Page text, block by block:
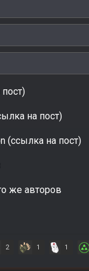
на пост)
(ссылка на пост)
же авторов
2 1 1